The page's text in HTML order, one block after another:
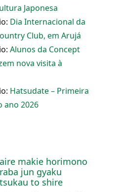
Japonesa
Dia Internacional da
Club, em Arujá
Alunos da Concept
nova visita à
Hatsudate – Primeira
ano 2026
makie horimono
jun gyaku
to shire